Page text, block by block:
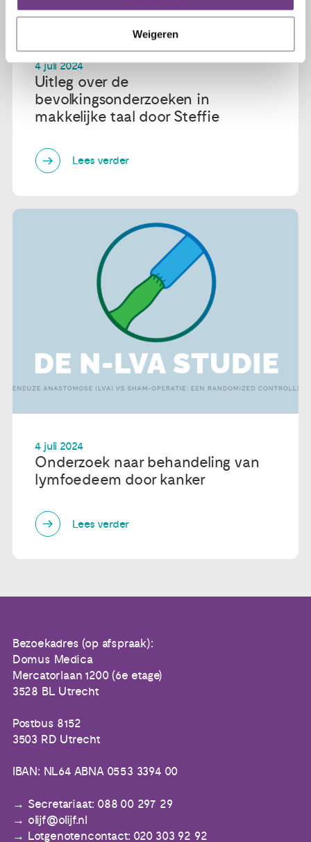
Weigeren
4 juli 2024
Uitleg over de
bevolkingsonderzoeken in
makkelijke taal door Steffie
Lees verder
4 juli 2024
Onderzoek naar behandeling van
lymfoedeem door kanker
Lees verder
Bezoekadres (op afspraak):
Domus Medica
Mercatorlaan 1200 (6e etage)
3528 BL Utrecht
Postbus 8152
3503 RD Utrecht
IBAN: NL64 ABNA 0553 3394 00
Secretariaat: 088 00 297 29
olijf@olijf.nl
Lotgenotencontact: 020 303 92 92